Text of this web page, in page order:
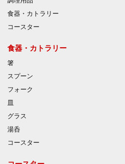
食器・カトラリー
コースター
食器・カトラリー
箸
スプーン
フォーク
皿
グラス
湯呑
コースター